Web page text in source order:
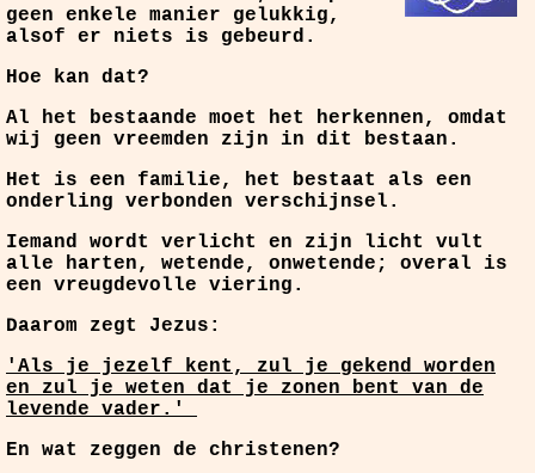
geen enkele manier gelukkig,
alsof er niets is gebeurd.
Hoe kan dat?
Al het bestaande moet het herkennen, omdat
wij geen vreemden zijn in dit bestaan.
Het is een familie, het bestaat als een
onderling verbonden verschijnsel.
Iemand wordt verlicht en zijn licht vult
alle harten, wetende, onwetende; overal is
een vreugdevolle viering.
Daarom zegt Jezus:
'Als je jezelf kent, zul je gekend worden
en zul je weten dat je zonen bent van de
levende vader.'
En wat zeggen de christenen?